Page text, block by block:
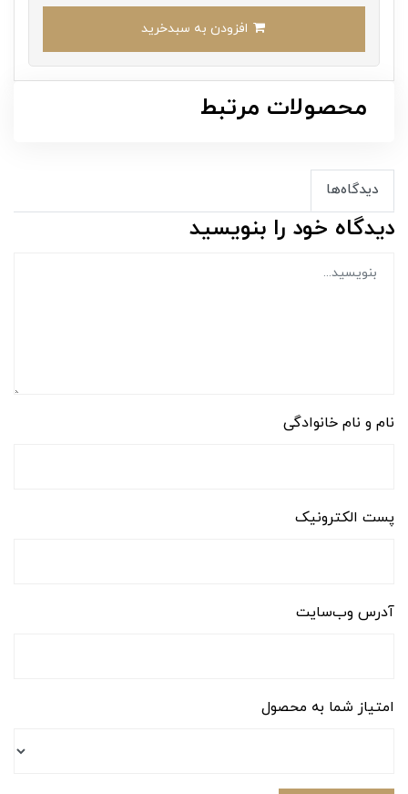
محصولات مرتبط
دیدگاه‌ها
دیدگاه خود را بنویسید
نام و نام خانوادگی
پست الکترونیک
آدرس وب‌سایت
امتیاز شما به محصول